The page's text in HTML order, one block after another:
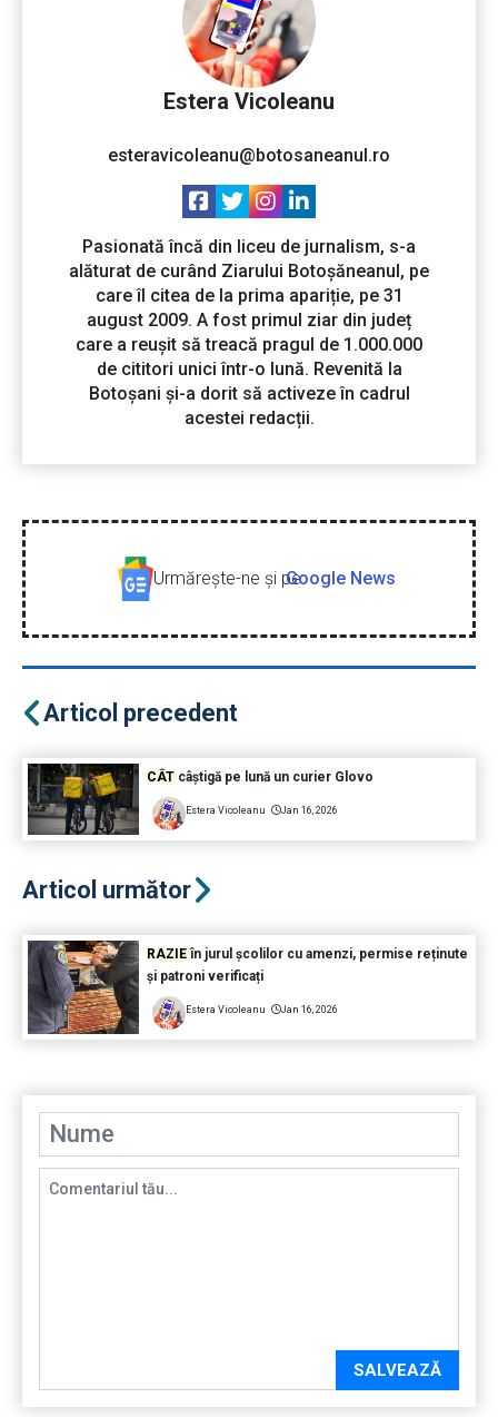
Estera Vicoleanu
esteravicoleanu@botosaneanul.ro
Pasionată încă din liceu de jurnalism, s-a
alăturat de curând Ziarului Botoșăneanul, pe
care îl citea de la prima apariție, pe 31
august 2009. A fost primul ziar din județ
care a reușit să treacă pragul de 1.000.000
de cititori unici într-o lună. Revenită la
Botoșani și-a dorit să activeze în cadrul
acestei redacții.
Urmăreşte-ne şi peGoogle News
Articol precedent
CÂTcâștigă pe lună un curier Glovo
Estera Vicoleanu Jan 16, 2026
Articol următor
RAZIEîn jurul școlilor cu amenzi, permise reținute
și patroni verificați
Estera Vicoleanu Jan 16, 2026
SALVEAZĂ